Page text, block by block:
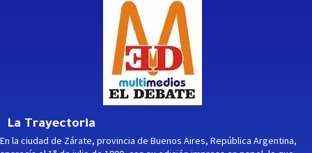
La Trayectoria
En la ciudad de Zárate, provincia de Buenos Aires, República Argentina,